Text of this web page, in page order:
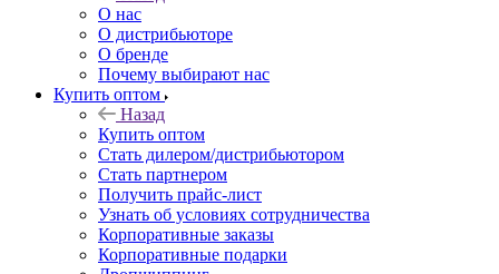
О нас
О дистрибьюторе
О бренде
Почему выбирают нас
Купить оптом
Назад
Купить оптом
Стать дилером/дистрибьютором
Стать партнером
Получить прайс-лист
Узнать об условиях сотрудничества
Корпоративные заказы
Корпоративные подарки